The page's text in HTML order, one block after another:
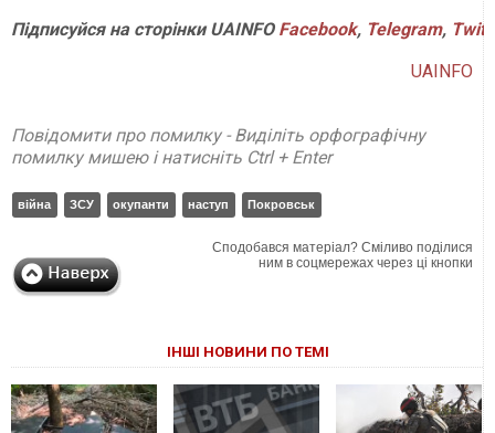
ПідписуйсянасторінкиUAINFO Facebook, Telegram,
UAINFO
Повідомити про помилку - Виділіть орфографічну
помилку мишею і натисніть Ctrl + Enter
війна ЗСУ окупанти наступ Покровськ
Сподобався матеріал? Сміливо поділися
ним в соцмережах через ці кнопки
ІНШІ НОВИНИ ПО ТЕМІ